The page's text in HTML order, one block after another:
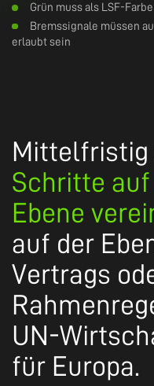
Grün muss als LSF-
Bremssignale müssen
erlaubt sein
Mittelfristig
Schritte
Ebene
auf der
Vertrags
UN-
für Europa.